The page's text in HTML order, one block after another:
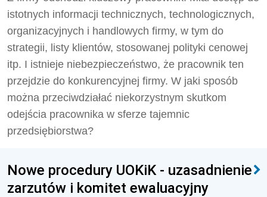
istotnych informacji technicznych, technologicznych,
organizacyjnych i handlowych firmy, w tym do
strategii, listy klientów, stosowanej polityki cenowej
itp. I istnieje niebezpieczeństwo, że pracownik ten
przejdzie do konkurencyjnej firmy. W jaki sposób
można przeciwdziałać niekorzystnym skutkom
odejścia pracownika w sferze tajemnic
przedsiębiorstwa?
Nowe procedury UOKiK - uzasadnienie
zarzutów i komitet ewaluacyjny